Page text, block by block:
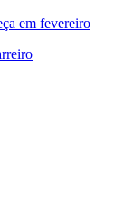
em fevereiro